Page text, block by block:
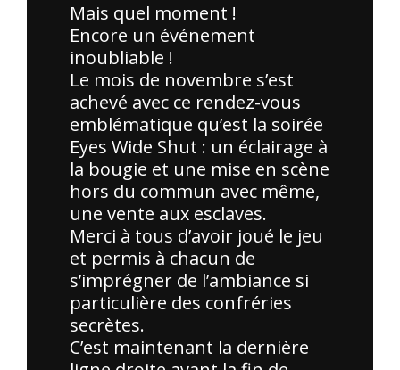
Mais quel moment !
Encore un événement
inoubliable !
Le mois de novembre s’est
achevé avec ce rendez-vous
emblématique qu’est la soirée
Eyes Wide Shut : un éclairage à
la bougie et une mise en scène
hors du commun avec même,
une vente aux esclaves.
Merci à tous d’avoir joué le jeu
et permis à chacun de
s’imprégner de l’ambiance si
particulière des confréries
secrètes.
C’est maintenant la dernière